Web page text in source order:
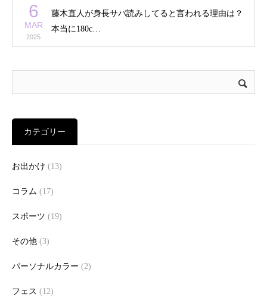
6
MAR
2025
藤木直人が身長サバ読みしてると言われる理由は？
本当に180c…
カテゴリー
お出かけ (13)
コラム (17)
スポーツ (19)
その他 (3)
パーソナルカラー (2)
フェス (12)